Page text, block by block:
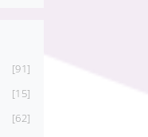
91
15
62